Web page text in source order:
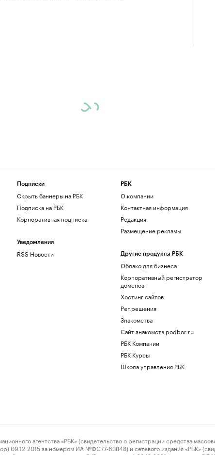
Подписки
Скрыть баннеры на РБК
Подписка на РБК
Корпоративная подписка
Уведомления
RSS Новости
РБК
О компании
Контактная информация
Редакция
Размещение рекламы
Другие продукты РБК
Облако для бизнеса
Корпоративный регистратор
доменов
Хостинг сайтов
Рег.решения
Знакомства
Сайт знакомств podbor.ru
РБК Компании
РБК Курсы
Школа управления РБК
агентства «РБК» (свидетельство о регистрации средства
09.12.2015 за номером ИА №ФС77-63848) и сетевого издания «РБК»